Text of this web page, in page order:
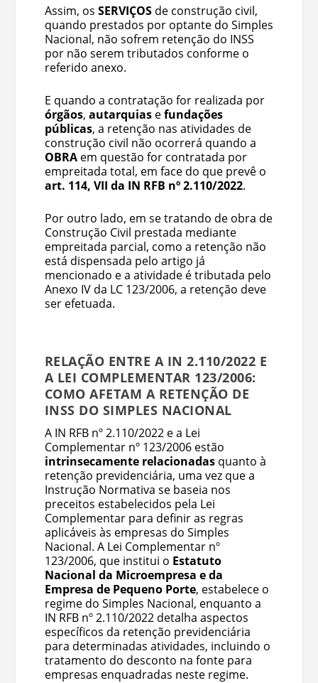
Assim, os SERVIÇOSde construção civil,
quando prestados por optante do Simples
Nacional, não sofrem retenção do INSS
por não serem tributados conforme o
referido anexo.
E quando a contratação for realizada por
órgãos, autarquiasefundações
públicas, a retenção nas atividades de
construção civil não ocorrerá quando a
OBRAem questão for contratada por
empreitada total, em face do que prevê o
art. 114, VII da IN RFB nº 2.110/2022.
Por outro lado, em se tratando de obra de
Construção Civil prestada mediante
empreitada parcial, como a retenção não
está dispensada pelo artigo já
mencionado e a atividade é tributada pelo
Anexo IV da LC 123/2006, a retenção deve
ser efetuada.
RELAÇÃO ENTRE A IN 2.110/2022 E
A LEI COMPLEMENTAR 123/2006:
COMO AFETAM A RETENÇÃO DE
INSS DO SIMPLES NACIONAL
A IN RFB nº 2.110/2022 e a Lei
Complementar nº 123/2006 estão
intrinsecamente relacionadasquanto à
retenção previdenciária, uma vez que a
Instrução Normativa se baseia nos
preceitos estabelecidos pela Lei
Complementar para definir as regras
aplicáveis às empresas do Simples
Nacional. A Lei Complementar nº
123/2006, que institui o Estatuto
Nacional da Microempresa e da
Empresa de Pequeno Porte, estabelece o
regime do Simples Nacional, enquanto a
IN RFB nº 2.110/2022 detalha aspectos
específicos da retenção previdenciária
para determinadas atividades, incluindo o
tratamento do desconto na fonte para
empresas enquadradas neste regime.